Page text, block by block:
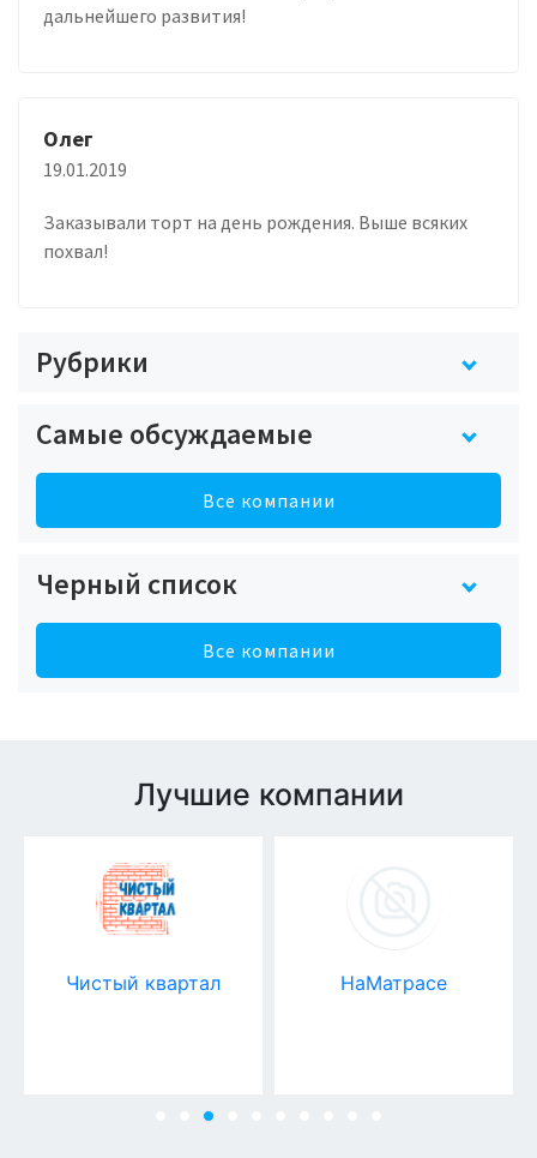
дальнейшего развития!
Олег
19.01.2019
Заказывали торт на день рождения. Выше всяких
похвал!
Рубрики
Самые обсуждаемые
Все компании
Черный список
Все компании
Лучшие компании
Чистый квартал НаМатрасе